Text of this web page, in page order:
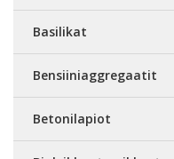
Basilikat
Bensiiniaggregaatit
Betonilapiot